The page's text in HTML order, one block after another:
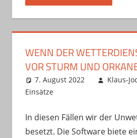
WENN DER
VOR STURM UND
7. August 2022
Klaus-
Einsätze
In diesen Fällen wir der
besetzt. Die Software biete